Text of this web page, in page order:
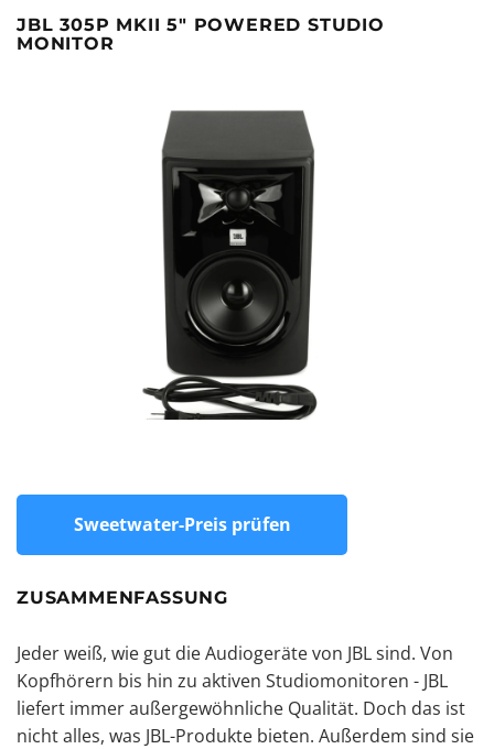
JBL 305P MKII 5" POWERED STUDIO
MONITOR
Sweetwater-Preis prüfen
ZUSAMMENFASSUNG
Jeder weiß, wie gut die Audiogeräte von JBL sind. Von
Kopfhörern bis hin zu aktiven Studiomonitoren - JBL
liefert immer außergewöhnliche Qualität. Doch das ist
nicht alles, was JBL-Produkte bieten. Außerdem sind sie